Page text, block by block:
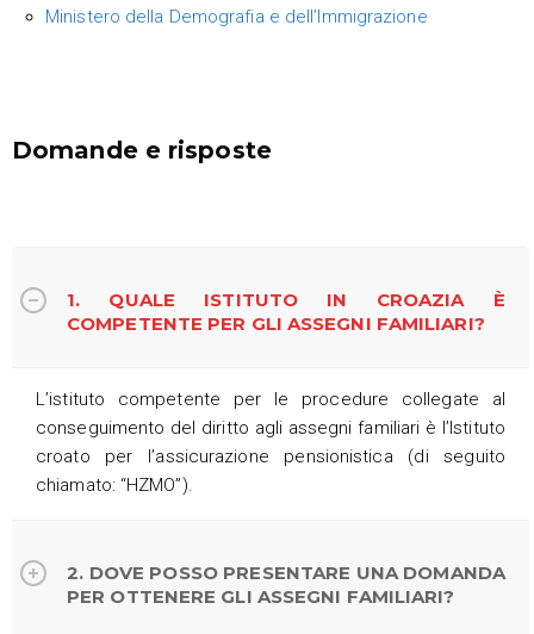
Ministero della Demografia e dell’Immigrazione
Domande e risposte
1. QUALE ISTITUTO IN CROAZIA È
COMPETENTE PER GLI ASSEGNI FAMILIARI?
L’istituto competente per le procedure collegate al
conseguimento del diritto agli assegni familiari è l’Istituto
croato per l’assicurazione pensionistica (di seguito
chiamato: “HZMO”).
2. DOVE POSSO PRESENTARE UNA DOMANDA
PER OTTENERE GLI ASSEGNI FAMILIARI?